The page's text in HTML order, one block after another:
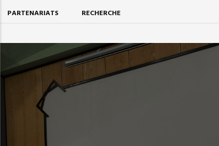
PARTENARIATS
RECHERCHE